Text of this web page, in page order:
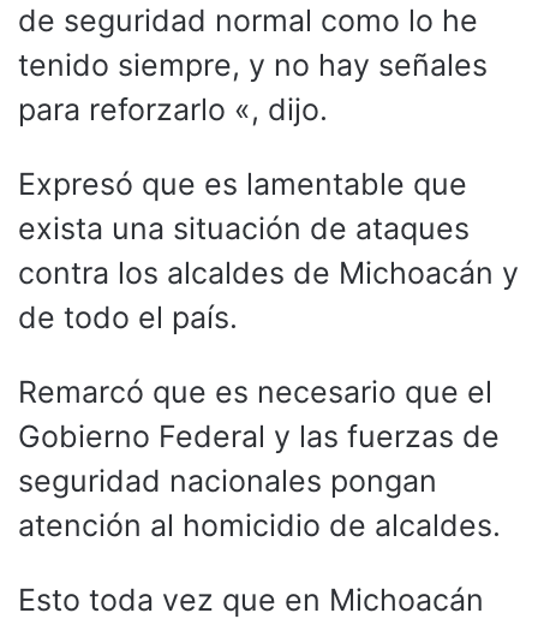
de seguridad normal como lo he
tenido siempre, y no hay señales
para reforzarlo «, dijo.
Expresó que es lamentable que
exista una situación de ataques
contra los alcaldes de Michoacán y
de todo el país.
Remarcó que es necesario que el
Gobierno Federal y las fuerzas de
seguridad nacionales pongan
atención al homicidio de alcaldes.
Esto toda vez que en Michoacán